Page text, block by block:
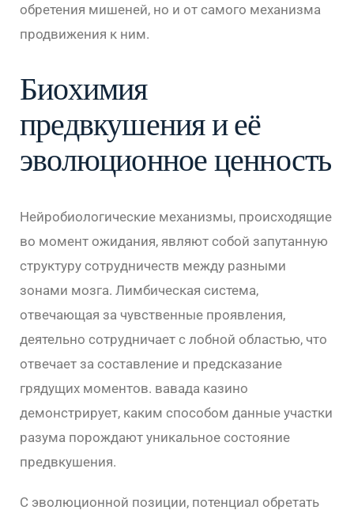
обретения мишеней, но и от самого механизма
продвижения к ним.
Биохимия
предвкушения и её
эволюционное ценность
Нейробиологические механизмы, происходящие
во момент ожидания, являют собой запутанную
структуру сотрудничеств между разными
зонами мозга. Лимбическая система,
отвечающая за чувственные проявления,
деятельно сотрудничает с лобной областью, что
отвечает за составление и предсказание
грядущих моментов. вавада казино
демонстрирует, каким способом данные участки
разума порождают уникальное состояние
предвкушения.
С эволюционной позиции, потенциал обретать